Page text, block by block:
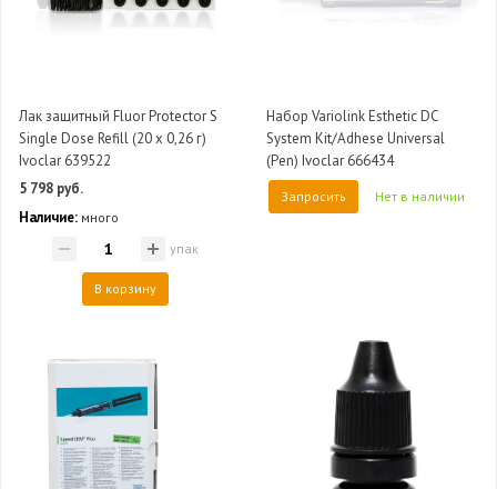
Лак защитный Fluor Protector S
Single Dose Refill (20 х 0,26 г)
Ivoclar 639522
5 798 руб.
Наличие: много
упак
В корзину
Набор Variolink Esthetic DC
System Kit/Adhese Universal
(Pen) Ivoclar 666434
Запросить Нет в наличии